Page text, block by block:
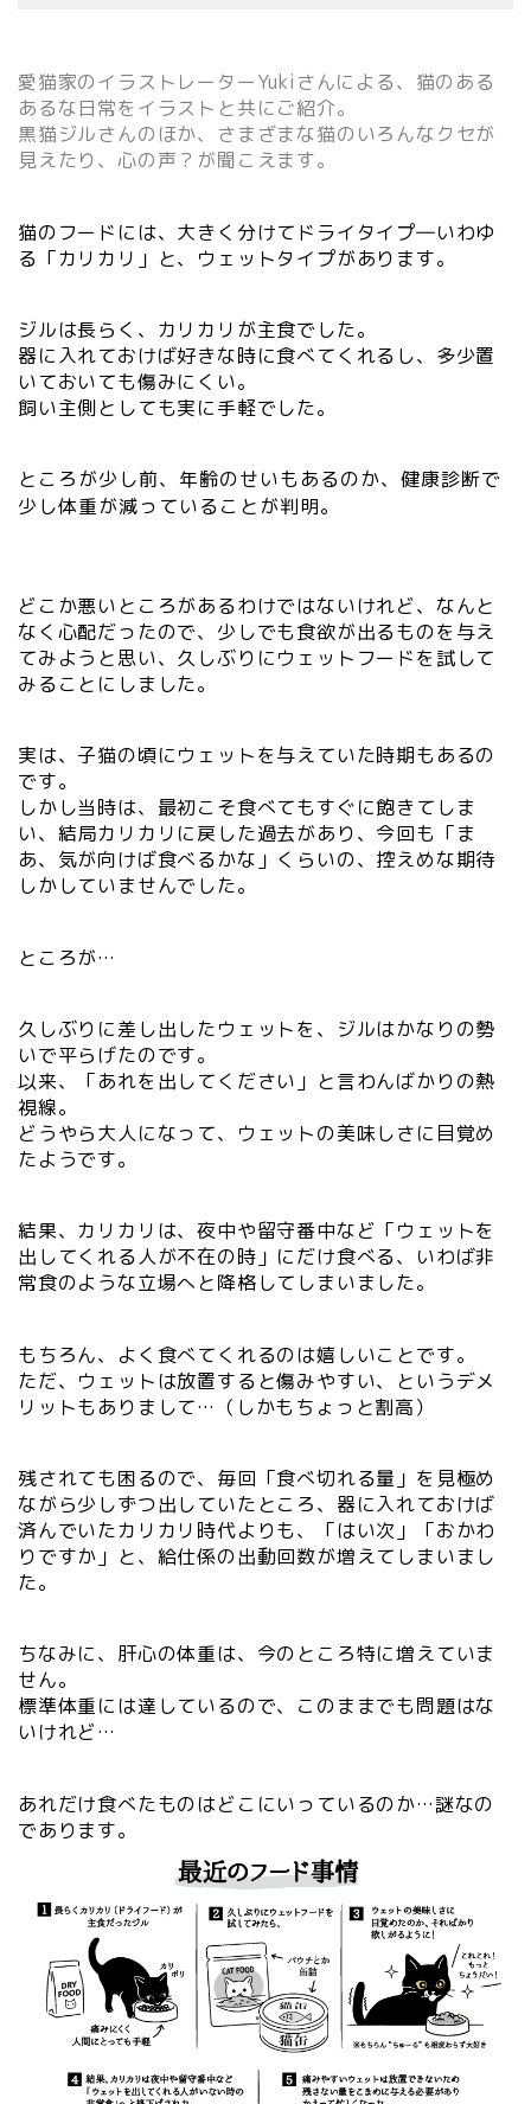
愛猫家のイラストレーターYukiさんによる、猫のある
あるな日常をイラストと共にご紹介。
黒猫ジルさんのほか、さまざまな猫のいろんなクセが
見えたり、心の声？が聞こえます。
猫のフードには、大きく分けてドライタイプ―いわゆ
る「カリカリ」と、ウェットタイプがあります。
ジルは長らく、カリカリが主食でした。
器に入れておけば好きな時に食べてくれるし、多少置
いておいても傷みにくい。
飼い主側としても実に手軽でした。
ところが少し前、年齢のせいもあるのか、健康診断で
少し体重が減っていることが判明。
どこか悪いところがあるわけではないけれど、なんと
なく心配だったので、少しでも食欲が出るものを与え
てみようと思い、久しぶりにウェットフードを試して
みることにしました。
実は、子猫の頃にウェットを与えていた時期もあるの
です。
しかし当時は、最初こそ食べてもすぐに飽きてしま
い、結局カリカリに戻した過去があり、今回も「ま
あ、気が向けば食べるかな」くらいの、控えめな期待
しかしていませんでした。
ところが…
久しぶりに差し出したウェットを、ジルはかなりの勢
いで平らげたのです。
以来、「あれを出してください」と言わんばかりの熱
視線。
どうやら大人になって、ウェットの美味しさに目覚め
たようです。
結果、カリカリは、夜中や留守番中など「ウェットを
出してくれる人が不在の時」にだけ食べる、いわば非
常食のような立場へと降格してしまいました。
もちろん、よく食べてくれるのは嬉しいことです。
ただ、ウェットは放置すると傷みやすい、というデメ
リットもありまして…（しかもちょっと割高）
残されても困るので、毎回「食べ切れる量」を見極め
ながら少しずつ出していたところ、器に入れておけば
済んでいたカリカリ時代よりも、「はい次」「おかわ
りですか」と、給仕係の出動回数が増えてしまいまし
た。
ちなみに、肝心の体重は、今のところ特に増えていま
せん。
標準体重には達しているので、このままでも問題はな
いけれど…
あれだけ食べたものはどこにいっているのか…謎なの
であります。